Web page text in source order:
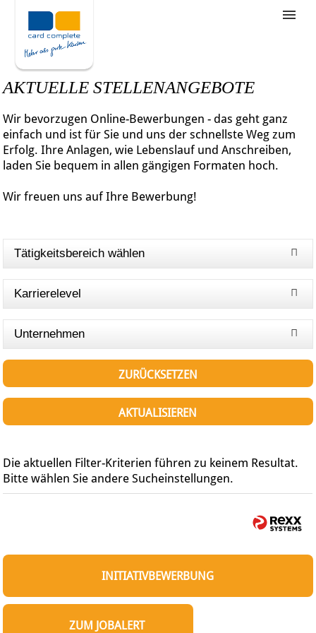
Stellenangebote
Unternehmensziele
Wie bewerbe ich mich
AKTUELLE STELLENANGEBOTE
Wir bevorzugen Online-Bewerbungen - das geht ganz
einfach und ist für Sie und uns der schnellste Weg zum
Erfolg. Ihre Anlagen, wie Lebenslauf und Anschreiben,
laden Sie bequem in allen gängigen Formaten hoch.
Wir freuen uns auf Ihre Bewerbung!
Tätigkeitsbereich wählen
Karrierelevel
Unternehmen
ZURÜCKSETZEN
AKTUALISIEREN
Die aktuellen Filter-Kriterien führen zu keinem Resultat.
Bitte wählen Sie andere Sucheinstellungen.
INITIATIVBEWERBUNG
ZUM JOBALERT